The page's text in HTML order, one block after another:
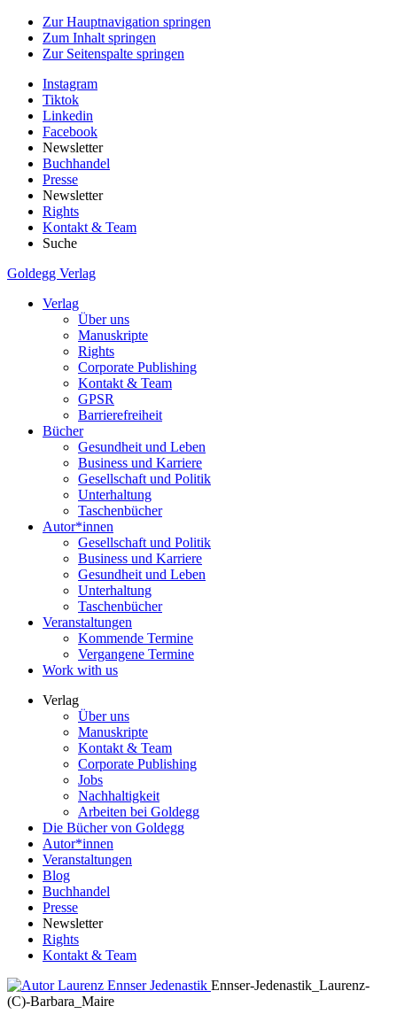
Zur Hauptnavigation springen
Zum Inhalt springen
Zur Seitenspalte springen
Instagram
Tiktok
Linkedin
Facebook
Newsletter
Buchhandel
Presse
Newsletter
Rights
Kontakt & Team
Suche
Goldegg Verlag
Verlag
Über uns
Manuskripte
Rights
Corporate Publishing
Kontakt & Team
GPSR
Barrierefreiheit
Bücher
Gesundheit und Leben
Business und Karriere
Gesellschaft und Politik
Unterhaltung
Taschenbücher
Autor*innen
Gesellschaft und Politik
Business und Karriere
Gesundheit und Leben
Unterhaltung
Taschenbücher
Veranstaltungen
Kommende Termine
Vergangene Termine
Work with us
Verlag
Über uns
Manuskripte
Kontakt & Team
Corporate Publishing
Jobs
Nachhaltigkeit
Arbeiten bei Goldegg
Die Bücher von Goldegg
Autor*innen
Veranstaltungen
Blog
Buchhandel
Presse
Newsletter
Rights
Kontakt & Team
Ennser-Jedenastik_Laurenz-
(C)-Barbara_Maire